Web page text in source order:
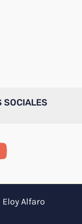
SOCIALES
Alfaro